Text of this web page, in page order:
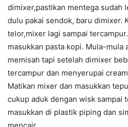
dimixer,pastikan mentega sudah
dulu pakai sendok, baru dimixer.
telor,mixer lagi sampai
masukkan pasta kopi. Mula-mula
memisah tapi setelah dimixer
tercampur dan menyerupai
Matikan mixer dan masukkan
cukup aduk dengan wisk sampai
masukkan di plastik piping dan